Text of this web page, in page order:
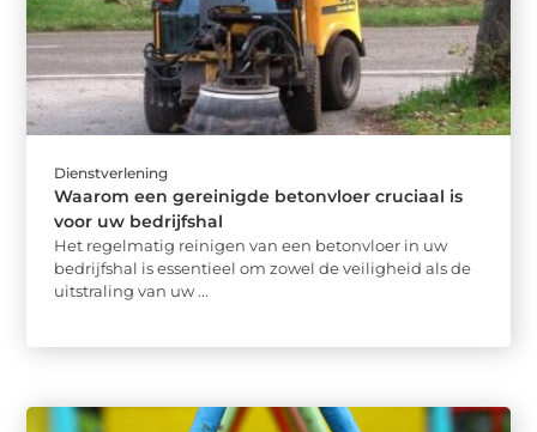
Dienstverlening
Waarom een gereinigde betonvloer cruciaal is
voor uw bedrijfshal
Het regelmatig reinigen van een betonvloer in uw
bedrijfshal is essentieel om zowel de veiligheid als de
uitstraling van uw ...